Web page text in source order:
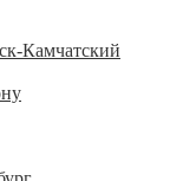
Камчатский